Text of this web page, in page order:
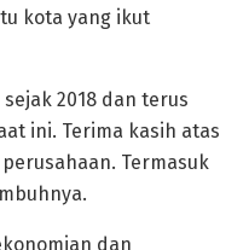
kota yang ikut
2018 dan terus
ini. Terima kasih atas
Termasuk
dan